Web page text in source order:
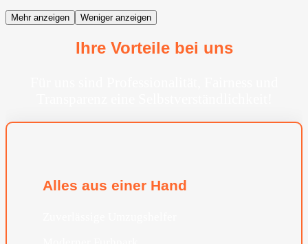
Mehr anzeigen Weniger anzeigen
Ihre Vorteile bei uns
Alles aus einer Hand